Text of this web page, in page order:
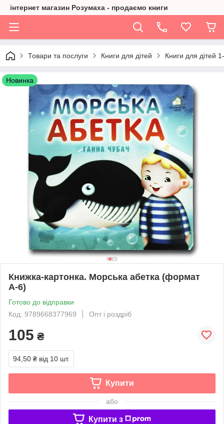
інтернет магазин Розумаха - продаємо книги
Товари та послуги Книги для дітей Книги для дітей
Новинка
Книжка-картонка. Морська абетка (формат
А-6)
Готово до відправки
Код: 9789668377969
Опт і роздріб
105 ₴
94,50 ₴ від 10 шт.
Купити
або
Купити з